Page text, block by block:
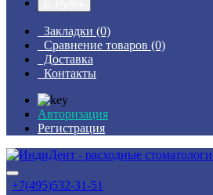
Закладки (0)
Сравнение товаров (0)
Доставка
Контакты
Авторизация
Регистрация
+7(495)532-31-51